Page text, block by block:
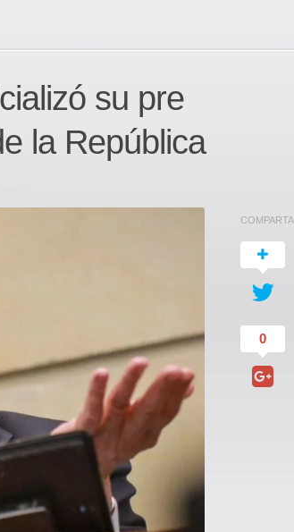
su pre
la República
COMPARTA
0